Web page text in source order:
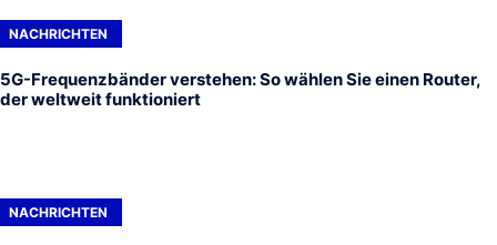
NACHRICHTEN
5G-Frequenzbänder verstehen: So wählen Sie einen Router,
der weltweit funktioniert
NACHRICHTEN